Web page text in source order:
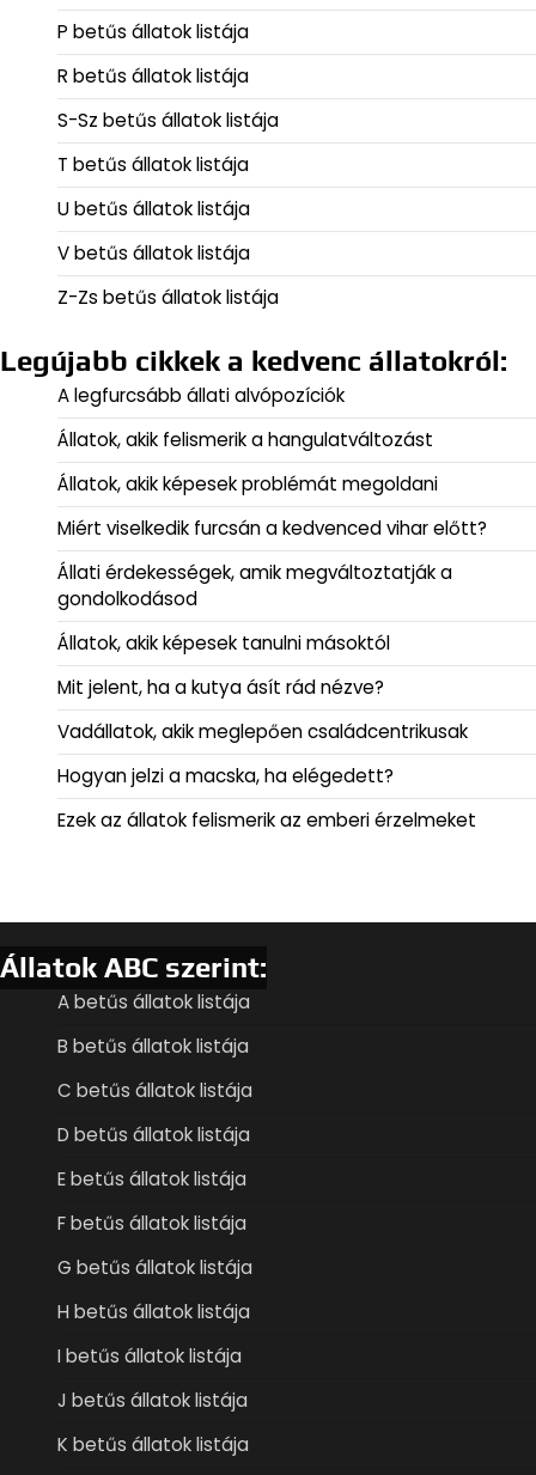
P betűs állatok listája
R betűs állatok listája
S-Sz betűs állatok listája
T betűs állatok listája
U betűs állatok listája
V betűs állatok listája
Z-Zs betűs állatok listája
Legújabb cikkek a kedvenc állatokról:
A legfurcsább állati alvópozíciók
Állatok, akik felismerik a hangulatváltozást
Állatok, akik képesek problémát megoldani
Miért viselkedik furcsán a kedvenced vihar előtt?
Állati érdekességek, amik megváltoztatják a
gondolkodásod
Állatok, akik képesek tanulni másoktól
Mit jelent, ha a kutya ásít rád nézve?
Vadállatok, akik meglepően családcentrikusak
Hogyan jelzi a macska, ha elégedett?
Ezek az állatok felismerik az emberi érzelmeket
Állatok ABC szerint:
A betűs állatok listája
B betűs állatok listája
C betűs állatok listája
D betűs állatok listája
E betűs állatok listája
F betűs állatok listája
G betűs állatok listája
H betűs állatok listája
I betűs állatok listája
J betűs állatok listája
K betűs állatok listája